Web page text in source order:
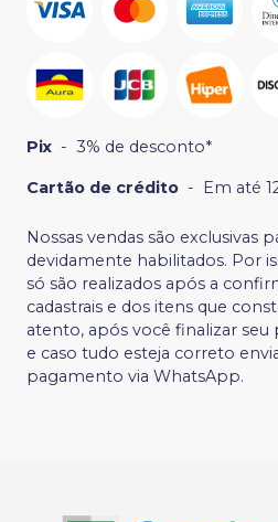
Pix - 3% de desconto*
Cartão de crédito - Em até
Nossas vendas são exclusivas
devidamente habilitados. Por
só são realizados após a
cadastrais e dos itens que
atento, após você finalizar seu
e caso tudo esteja correto
pagamento via WhatsApp.